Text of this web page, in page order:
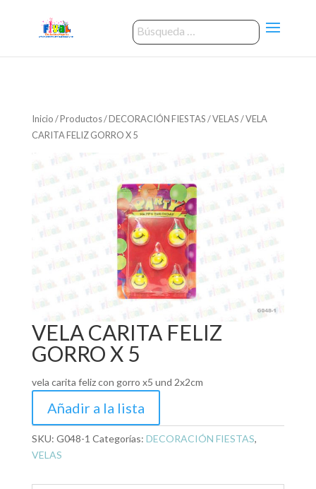
Inicio/Productos/DECORACIÓN FIESTAS/VELAS/ VELA
CARITA FELIZ GORRO X 5
VELA CARITA FELIZ
GORRO X 5
vela carita feliz con gorro x5 und 2x2cm
Añadir a la lista
SKU: G048-1 Categorías: DECORACIÓN FIESTAS,
VELAS